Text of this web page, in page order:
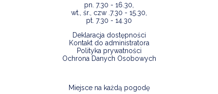
pn. 7.30 - 16.30,
wt., śr., czw .7.30 - 15.30,
pt. 7.30 - 14.30
Deklaracja dostępności
Kontakt do administratora
Polityka prywatności
Ochrona Danych Osobowych
Miejsce na każdą pogodę